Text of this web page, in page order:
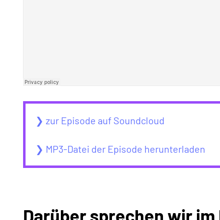
❯ zur Episode auf Soundcloud
❯ MP3-Datei der Episode herunterladen
Darüber sprechen wir im